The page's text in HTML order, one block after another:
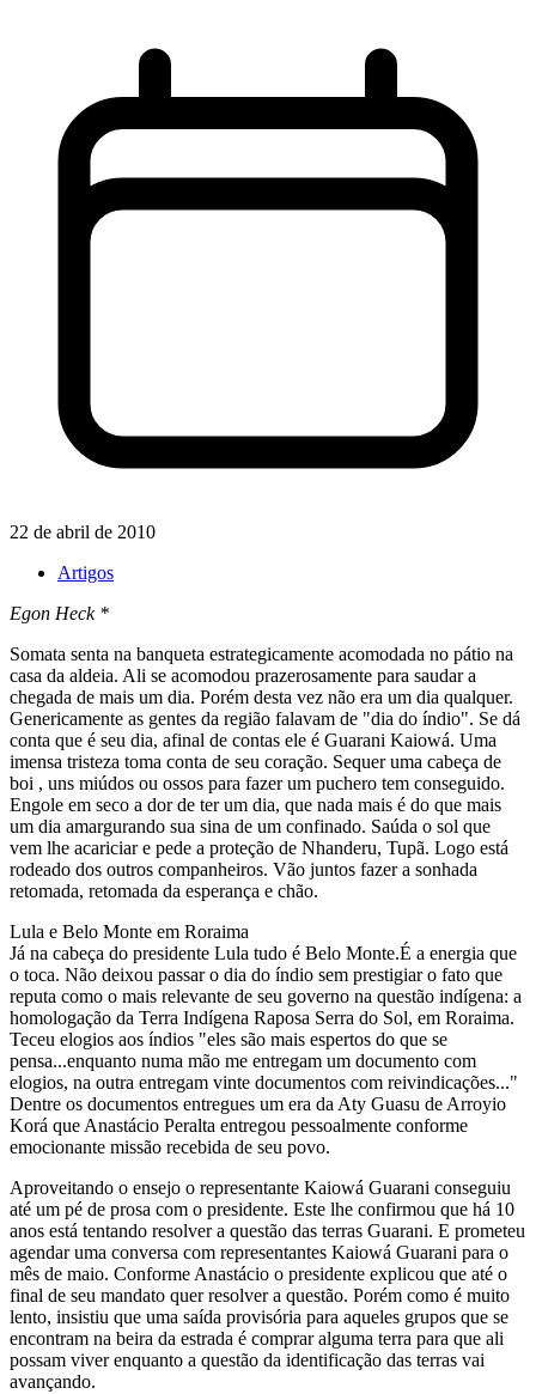
22 de abril de 2010
Artigos
Egon Heck *
Somata senta na banqueta estrategicamente acomodada no pátio na
casa da aldeia. Ali se acomodou prazerosamente para saudar a
chegada de mais um dia. Porém desta vez não era um dia qualquer.
Genericamente as gentes da região falavam de "dia do índio". Se dá
conta que é seu dia, afinal de contas ele é Guarani Kaiowá. Uma
imensa tristeza toma conta de seu coração. Sequer uma cabeça de
boi , uns miúdos ou ossos para fazer um puchero tem conseguido.
Engole em seco a dor de ter um dia, que nada mais é do que mais
um dia amargurando sua sina de um confinado. Saúda o sol que
vem lhe acariciar e pede a proteção de Nhanderu, Tupã. Logo está
rodeado dos outros companheiros. Vão juntos fazer a sonhada
retomada, retomada da esperança e chão.
Lula e Belo Monte em Roraima
Já na cabeça do presidente Lula tudo é Belo Monte.É a energia que
o toca. Não deixou passar o dia do índio sem prestigiar o fato que
reputa como o mais relevante de seu governo na questão indígena: a
homologação da Terra Indígena Raposa Serra do Sol, em Roraima.
Teceu elogios aos índios "eles são mais espertos do que se
pensa...enquanto numa mão me entregam um documento com
elogios, na outra entregam vinte documentos com reivindicações..."
Dentre os documentos entregues um era da Aty Guasu de Arroyio
Korá que Anastácio Peralta entregou pessoalmente conforme
emocionante missão recebida de seu povo.
Aproveitando o ensejo o representante Kaiowá Guarani conseguiu
até um pé de prosa com o presidente. Este lhe confirmou que há 10
anos está tentando resolver a questão das terras Guarani. E prometeu
agendar uma conversa com representantes Kaiowá Guarani para o
mês de maio. Conforme Anastácio o presidente explicou que até o
final de seu mandato quer resolver a questão. Porém como é muito
lento, insistiu que uma saída provisória para aqueles grupos que se
encontram na beira da estrada é comprar alguma terra para que ali
possam viver enquanto a questão da identificação das terras vai
avançando.